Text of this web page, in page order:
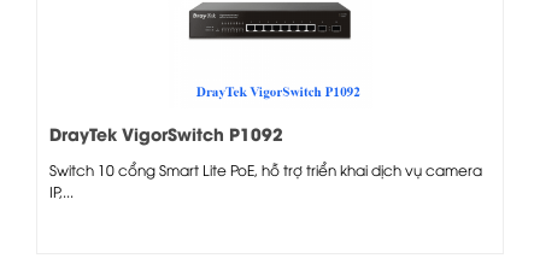
DrayTek VigorSwitch P1092
Switch 10 cổng Smart Lite PoE, hỗ trợ triển khai dịch vụ camera
IP,...